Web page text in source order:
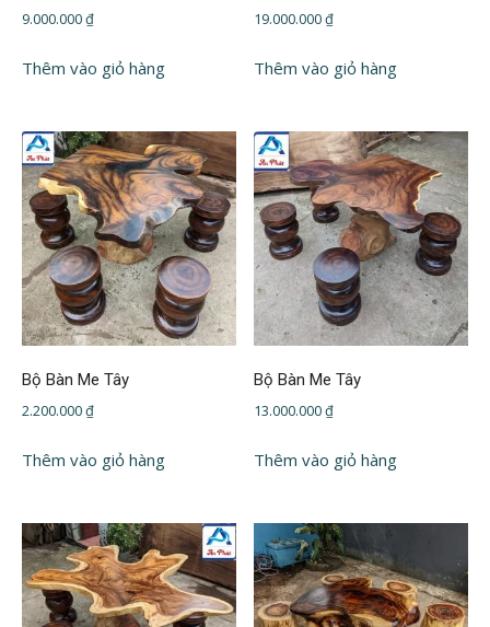
9.000.000₫
Thêm vào giỏ hàng
19.000.000₫
Thêm vào giỏ hàng
Bộ Bàn Me Tây
2.200.000₫
Thêm vào giỏ hàng
Bộ Bàn Me Tây
13.000.000₫
Thêm vào giỏ hàng